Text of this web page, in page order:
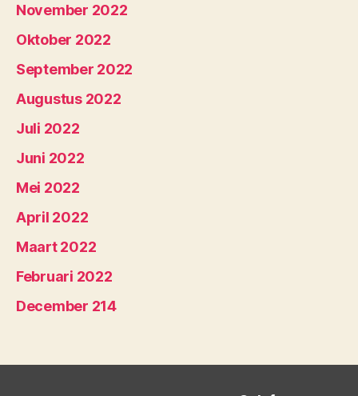
November 2022
Oktober 2022
September 2022
Augustus 2022
Juli 2022
Juni 2022
Mei 2022
April 2022
Maart 2022
Februari 2022
December 214